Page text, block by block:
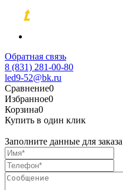
Обратная связь
8 (831) 281-00-80
led9-52@bk.ru
Сравнение0
Избранное0
Корзина0
Купить в один клик
Заполните данные для заказа